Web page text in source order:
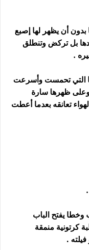
أن يظهر لها إصبع
بل تركض وتنطلق
.
التي تحمست وأسرعت
ظهرها سارة
تعانقه بعدما أعطت
وخطا يفتح الباب
كرتونية منمقة
.